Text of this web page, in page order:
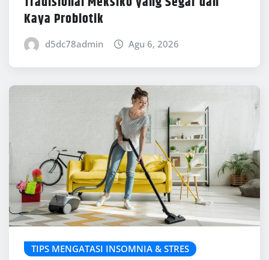
Kaya Probiotik
d5dc78admin Agu 6, 2026
TIPS MENGATASI INSOMNIA & STRES